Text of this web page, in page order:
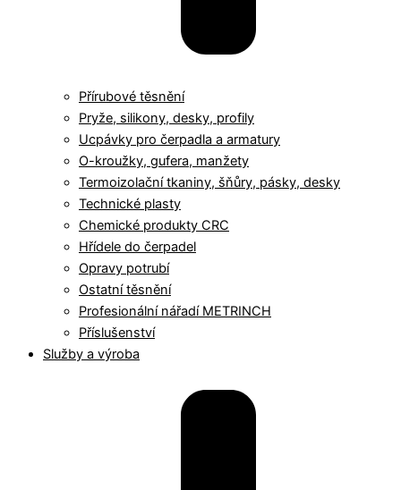
Přírubové těsnění
Pryže, silikony, desky, profily
Ucpávky pro čerpadla a armatury
O-kroužky, gufera, manžety
Termoizolační tkaniny, šňůry, pásky, desky
Technické plasty
Chemické produkty CRC
Hřídele do čerpadel
Opravy potrubí
Ostatní těsnění
Profesionální nářadí METRINCH
Příslušenství
Služby a výroba